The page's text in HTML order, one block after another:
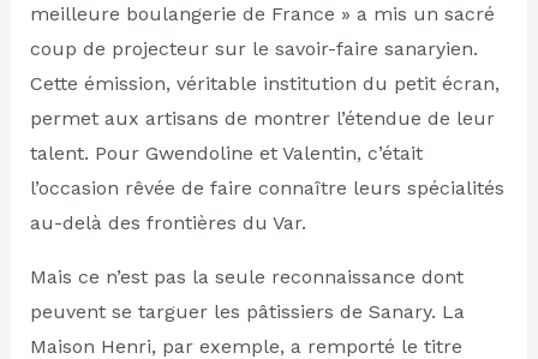
meilleure boulangerie de France » a mis un sacré
coup de projecteur sur le savoir-faire sanaryien.
Cette émission, véritable institution du petit écran,
permet aux artisans de montrer l’étendue de leur
talent. Pour Gwendoline et Valentin, c’était
l’occasion rêvée de faire connaître leurs spécialités
au-delà des frontières du Var.
Mais ce n’est pas la seule reconnaissance dont
peuvent se targuer les pâtissiers de Sanary. La
Maison Henri, par exemple, a remporté le titre